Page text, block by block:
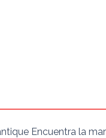
Encuentra la